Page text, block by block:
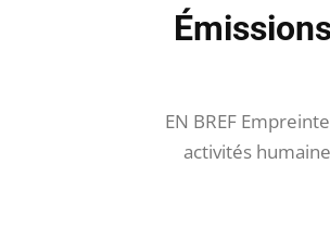
EN BREF
activités